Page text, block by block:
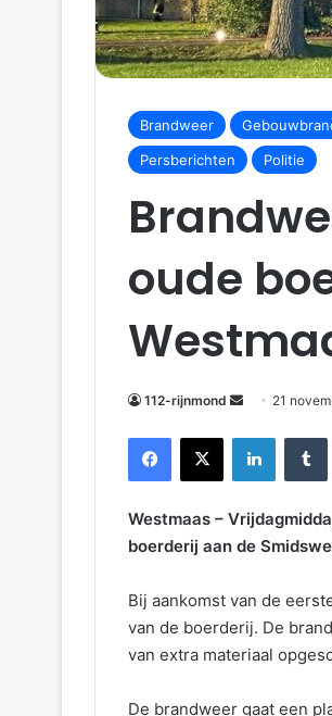
Brandweer
Persberichten
Politie
oude
112-rijnmond 21
Facebook
X LinkedInTumblr
Westmaas –
boerderij aan de
Bij aankomst van de
van de boerderij. De
van extra materiaal
De brandweer gaat een